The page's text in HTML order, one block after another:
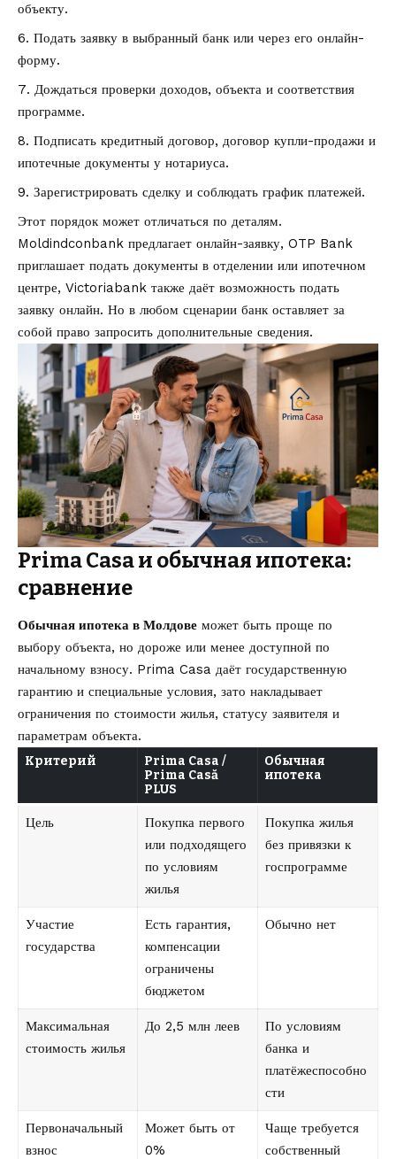
объекту.
Подать заявку в выбранный банк или через его онлайн-
форму.
Дождаться проверки доходов, объекта и соответствия
программе.
Подписать кредитный договор, договор купли-продажи и
ипотечные документы у нотариуса.
Зарегистрировать сделку и соблюдать график платежей.
Этот порядок может отличаться по деталям.
Moldindconbank предлагает онлайн-заявку, OTP Bank
приглашает подать документы в отделении или ипотечном
центре, Victoriabank также даёт возможность подать
заявку онлайн. Но в любом сценарии банк оставляет за
собой право запросить дополнительные сведения.
Prima Casa и обычная ипотека:
сравнение
Обычная ипотека в Молдове может быть проще по
выбору объекта, но дороже или менее доступной по
начальному взносу. Prima Casa даёт государственную
гарантию и специальные условия, зато накладывает
ограничения по стоимости жилья, статусу заявителя и
параметрам объекта.
Критерий
Prima Casa /
Prima Casă
PLUS
Обычная
ипотека
Цель
Покупка первого
или подходящего
по условиям
жилья
Покупка жилья
без привязки к
госпрограмме
Участие
государства
Есть гарантия,
компенсации
ограничены
бюджетом
Обычно нет
Максимальная
стоимость жилья
До 2,5 млн леев
По условиям
банка и
платёжеспособно
сти
Первоначальный
взнос
Может быть от
0%
Чаще требуется
собственный